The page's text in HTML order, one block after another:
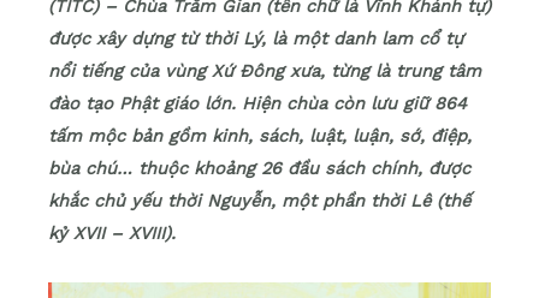
(TITC) – Chùa Trăm Gian (tên chữ là Vĩnh Khánh tự)
được xây dựng từ thời Lý, là một danh lam cổ tự
nổi tiếng của vùng Xứ Đông xưa, từng là trung tâm
đào tạo Phật giáo lớn. Hiện chùa còn lưu giữ 864
tấm mộc bản gồm kinh, sách, luật, luận, sớ, điệp,
bùa chú… thuộc khoảng 26 đầu sách chính, được
khắc chủ yếu thời Nguyễn, một phần thời Lê (thế
kỷ XVII – XVIII).